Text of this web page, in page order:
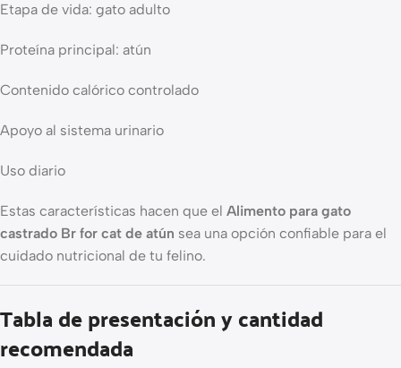
Etapa de vida: gato adulto
Proteína principal: atún
Contenido calórico controlado
Apoyo al sistema urinario
Uso diario
Estas características hacen que el Alimento para gato
castrado Br for cat de atún sea una opción confiable para el
cuidado nutricional de tu felino.
Tabla de presentación y cantidad
recomendada